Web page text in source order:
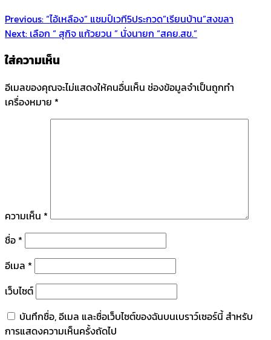
Previous:“ไอ้เหลือง” แชมป์เวที5ประกวด”เรียนบ้าน”สงขลา
Next: เลือก “ สุกิจ แก้วยวน ” นั่งนายก “สคย.สข.”
ใส่ความเห็น
อีเมลของคุณจะไม่แสดงให้คนอื่นเห็น ช่องข้อมูลจำเป็นถูกทำ
เครื่องหมาย *
ความเห็น *
ชื่อ *
อีเมล *
เว็บไซต์
บันทึกชื่อ, อีเมล และชื่อเว็บไซต์ของฉันบนเบราว์เซอร์นี้ สำหรับ
การแสดงความเห็นครั้งถัดไป